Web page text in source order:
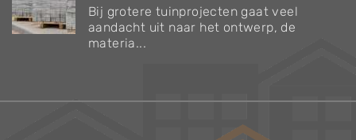
Bij grotere tuinprojecten gaat veel
aandacht uit naar het ontwerp, de
materia...
Verzorgingstips voor bomen en planten
Inspiratie voor uw tuin en terras